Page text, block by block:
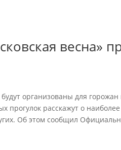
весна»
организованы для
прогулок расскажут о
Об этом сообщил